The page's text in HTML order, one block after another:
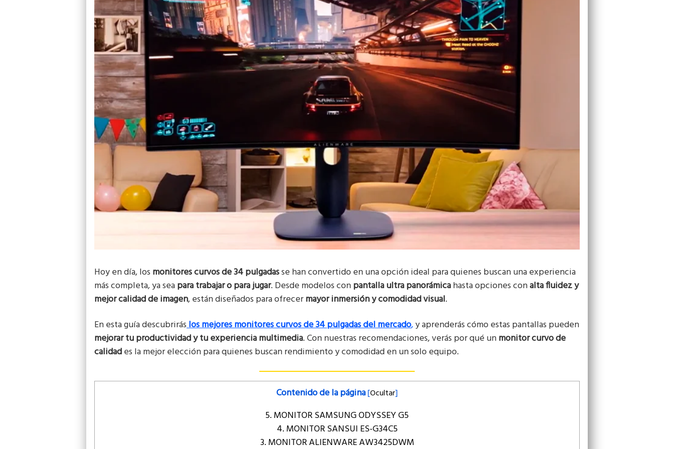
Hoy en día, los monitores curvos de 34 pulgadasse han convertido en una opción ideal para quienes buscan una experiencia
más completa, ya seapara trabajar o para jugar. Desde modelos conpantalla ultra panorámicahasta opciones conalta fluidez y
mejor calidad de imagen, están diseñados para ofrecermayor inmersión y comodidad visual.
En esta guía descubriráslos mejores monitores curvos de 34 pulgadas del mercado,y aprenderás cómo estas pantallas pueden
mejorar tu productividad y tu experiencia multimedia. Con nuestras recomendaciones, verás por qué unmonitor curvo de
calidades la mejor elección para quienes buscan rendimiento y comodidad en un solo equipo.
Contenido de la página[Ocultar]
5. MONITOR SAMSUNG ODYSSEY G5
4. MONITOR SANSUI ES-G34C5
3. MONITOR ALIENWARE AW3425DWM